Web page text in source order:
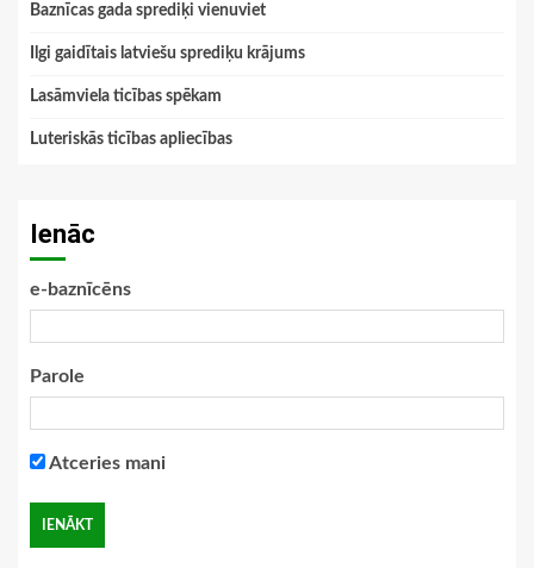
Baznīcas gada sprediķi vienuviet
Ilgi gaidītais latviešu sprediķu krājums
Lasāmviela ticības spēkam
Luteriskās ticības apliecības
Ienāc
e-baznīcēns
Parole
Atceries mani